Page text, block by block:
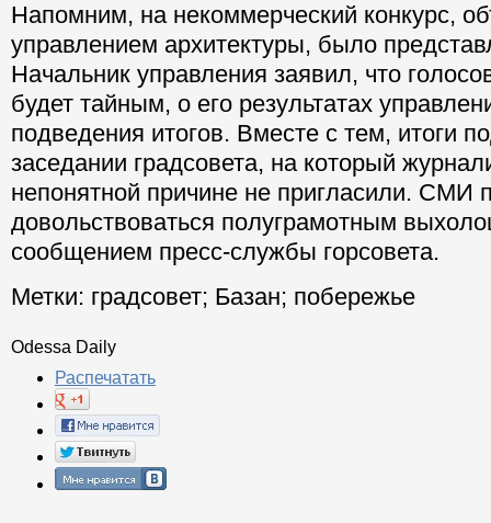
Напомним, на некоммерческий конкурс,
управлением архитектуры, было
Начальник управления заявил, что
будет тайным, о его результатах
подведения итогов. Вместе с тем, итоги
заседании градсовета, на который
непонятной причине не пригласили. СМИ
довольствоваться полуграмотным
сообщением пресс-службы горсовета.
Метки: градсовет; Базан; побережье
Odessa Daily
Распечатать